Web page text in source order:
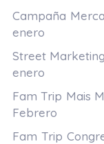
Campaña
enero
Street
enero
Fam Trip
Febrero
Fam Trip